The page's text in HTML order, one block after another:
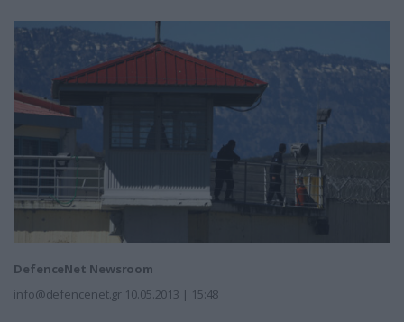
DefenceNet Newsroom
info@defencenet.gr 10.05.2013 | 15:48